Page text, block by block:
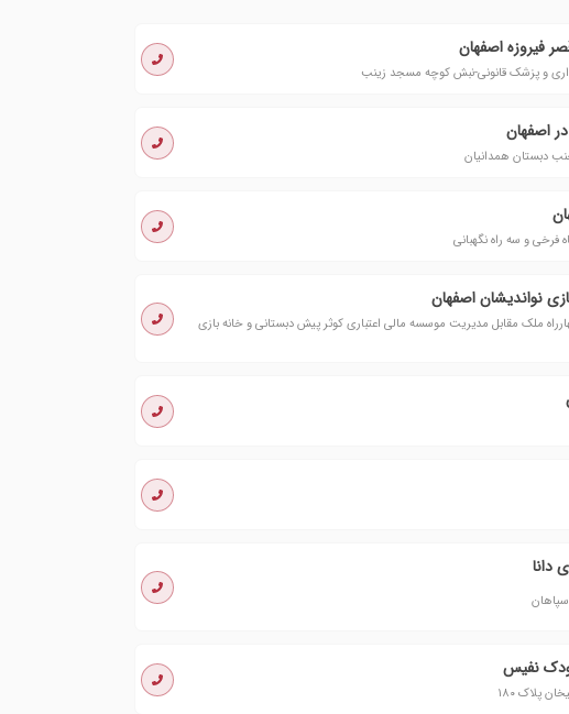
فیروزه اصفهان
و پزشک قانونی-نبش کوچه مسجد زینب
اصفهان
دبستان همدانیان
فرخی و سه راه نگهبانی
نواندیشان اصفهان
ملک مقابل مدیریت موسسه مالی اعتباری کوثر پیش دبستانی و خانه بازی
دانا
سپاهان
نفیس
پلاک ١٨٠